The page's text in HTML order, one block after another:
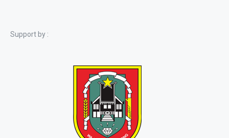
Support by :